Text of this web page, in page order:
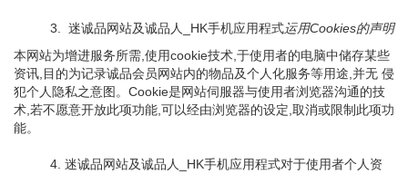
3. 迷诚品网站及诚品人_HK手机应用程式运用Cookies的声明
本网站为增进服务所需,使用cookie技术,于使用者的电脑中储存某些
资讯,目的为记录诚品会员网站内的物品及个人化服务等用途,并无 侵
犯个人隐私之意图。Cookie是网站伺服器与使用者浏览器沟通的技
术,若不愿意开放此项功能,可以经由浏览器的设定,取消或限制此项功
能。
4. 迷诚品网站及诚品人_HK手机应用程式对于使用者个人资